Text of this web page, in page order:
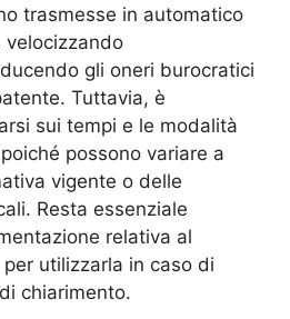
trasmesse in automatico
velocizzando
gli oneri burocratici
Tuttavia, è
sui tempi e le modalità
possono variare a
vigente o delle
Resta essenziale
relativa al
utilizzarla in caso di
chiarimento.